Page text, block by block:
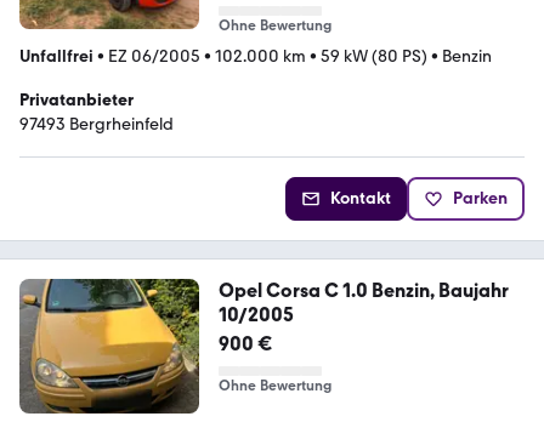
Ohne Bewertung
Unfallfrei • EZ 06/2005 • 102.000 km • 59 kW (80 PS) • Benzin
Privatanbieter
97493 Bergrheinfeld
Kontakt Parken
Opel Corsa C 1.0 Benzin, Baujahr
10/2005
900 €
Ohne Bewertung